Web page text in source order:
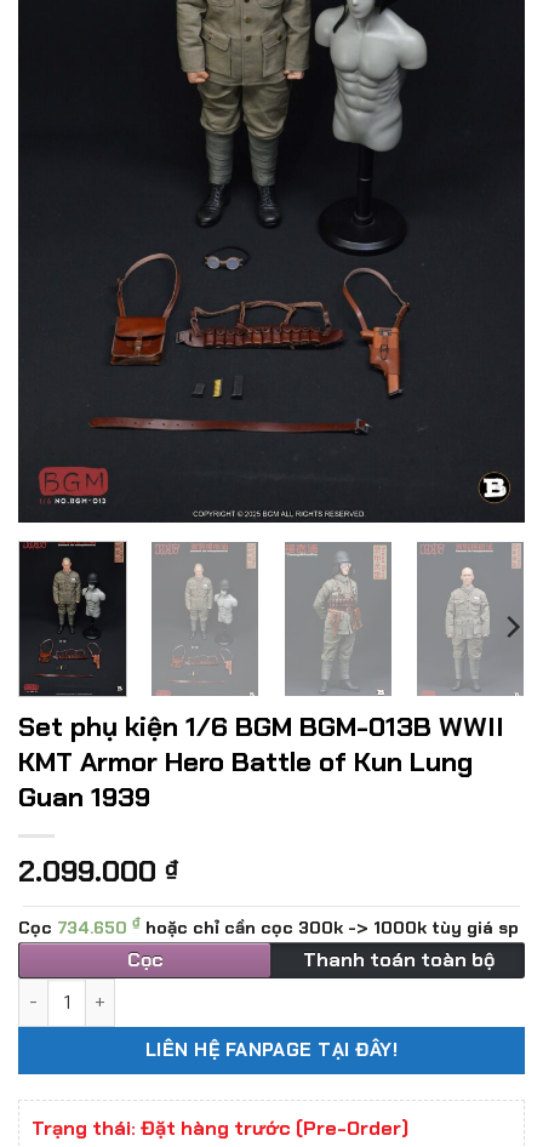
Set phụ kiện 1/6 BGM BGM-013B WWII
KMT Armor Hero Battle of Kun Lung
Guan 1939
2.099.000 ₫
Cọc 734.650 ₫ hoặc chỉ cần cọc 300k -> 1000k tùy giá sp
Cọc Thanh toán toàn bộ
Set phụ kiện 1/6 BGM BGM-013B WWII KMT Armor Hero
LIÊN HỆ FANPAGE TẠI ĐÂY!
Trạng thái: Đặt hàng trước (Pre-Order)